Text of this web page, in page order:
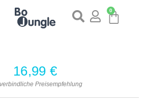
0
16,99 €
Preisempfehlung